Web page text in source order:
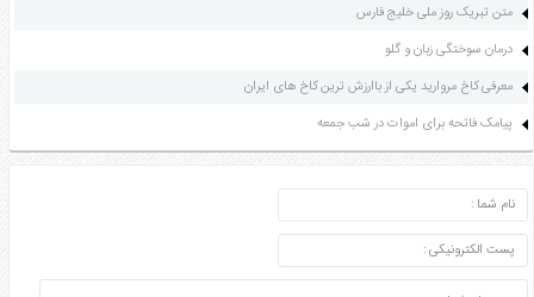
متن تبریک روز ملی خلیج فارس
درمان سوختگی زبان و گلو
معرفی کاخ مروارید یکی از باارزش ترین کاخ های ایران
پیامک فاتحه برای اموات در شب جمعه
ارسال دیدگاه